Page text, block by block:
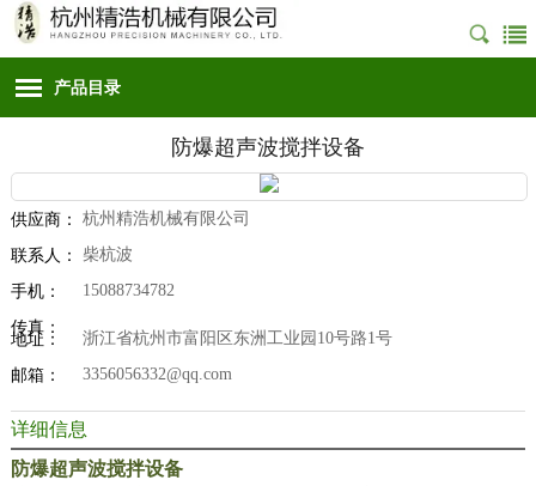
产品目录
防爆超声波搅拌设备
供应商： 杭州精浩机械有限公司
联系人： 柴杭波
手机： 15088734782
传真：
地址： 浙江省杭州市富阳区东洲工业园10号路1号
邮箱： 3356056332@qq.com
详细信息
防爆超声波搅拌设备